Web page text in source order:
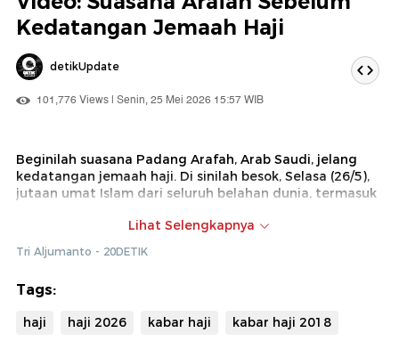
Kedatangan Jemaah Haji
detikUpdate
101,776 Views | Senin, 25 Mei 2026 15:57 WIB
Beginilah suasana Padang Arafah, Arab Saudi, jelang
kedatangan jemaah haji. Di sinilah besok, Selasa (26/5),
jutaan umat Islam dari seluruh belahan dunia, termasuk
untuk melaksanakan inti dari ibadah haji, yaitu wukuf.
Pergerakan jemaah digeser secara bertahap sejak jam 7
pagi waktu setempat pakai bus untuk menghindari
bisa menyentuh hingga 44 derajat Celsius! Petugas PPIH
Lihat Selengkapnya
Tri Aljumanto - 20DETIK
Tags:
haji haji 2026 kabar haji
kabar haji 2018